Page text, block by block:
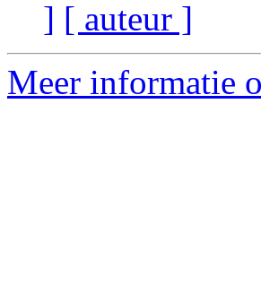
] [ auteur ]
Meer informatie